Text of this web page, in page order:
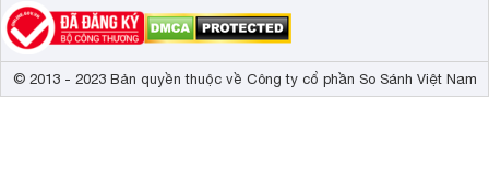
© 2013 - 2023 Bản quyền thuộc về Công ty cổ phần So Sánh Việt Nam